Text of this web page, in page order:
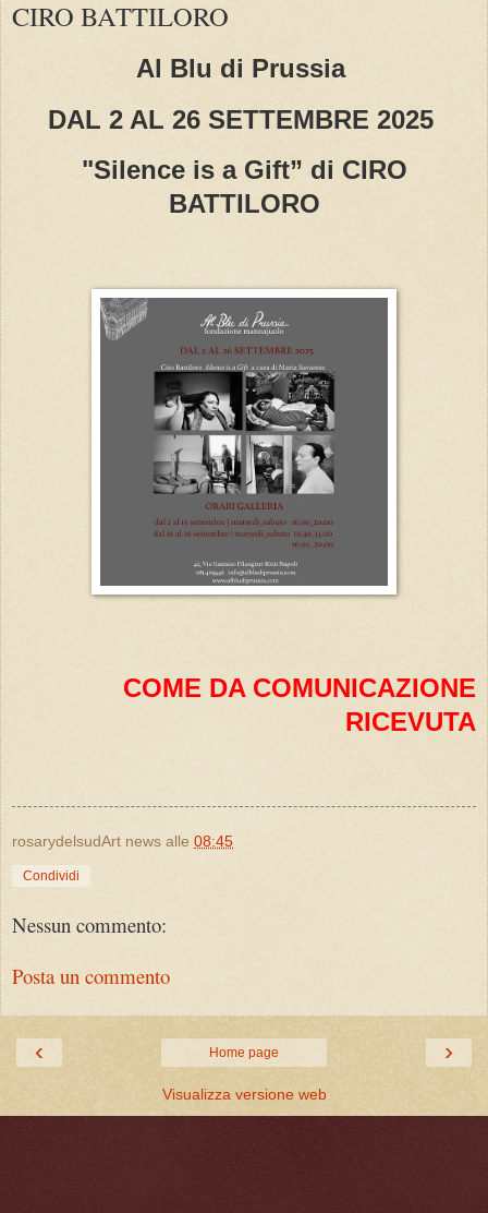
CIRO BATTILORO
Al Blu di Prussia
DAL 2 AL 26 SETTEMBRE 2025
"Silence is a Gift” di CIRO
BATTILORO
COME DA COMUNICAZIONE
RICEVUTA
rosarydelsudArt news alle 08:45
Condividi
Nessun commento:
Posta un commento
‹ ›
Home page
Visualizza versione web